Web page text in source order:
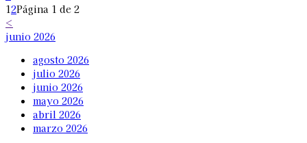
12Página 1 de 2
<
junio 2026
agosto 2026
julio 2026
junio 2026
mayo 2026
abril 2026
marzo 2026